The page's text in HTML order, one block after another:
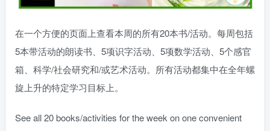
在一个方便的页面上查看本周的所有20本书/活动。每周包括
5本带活动的朗读书、5项识字活动、5项数学活动、5个感官
箱、科学/社会研究和/或艺术活动。所有活动都集中在全年螺
旋上升的特定学习目标上。
See all 20 books/activities for the week on one convenient